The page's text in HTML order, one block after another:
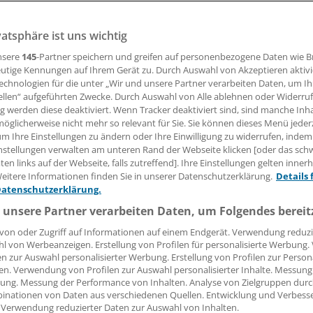
Fricke
21:22 Uhr
eine Krankheit. Die Kosten, die die mit dem Tabakkonsum
Krankheiten verursachen, sind hoch. 21 Milliarden Euro
jedes Jahr. Das sind sieben Milliarden Euro mehr, als
Jahr in die Staatskasse bringt.
übernimmt diese Kosten wie selbstverständlich. So wie
die sich schlecht ernähren und dann mit
aufkreuzen. Das ist die Logik eines auf
ist uns wichtig
145-Partner speichern und greifen auf personenbezogene Daten wie
Kennungen auf Ihrem Gerät zu. Durch Auswahl von Akzeptieren
für die unter „Wir und unsere Partner verarbeiten Daten, um
aufgeführten Zwecke. Durch Auswahl von Alle ablehnen oder
werden diese deaktiviert. Wenn Tracker deaktiviert sind, sind manche
nicht mehr so relevant für Sie. Sie können dieses Menü
Ihre Einstellungen zu ändern oder Ihre Einwilligung zu widerrufen, indem
verwalten am unteren Rand der Webseite klicken [oder das
links auf der Webseite, falls zutreffend]. Ihre Einstellungen gelten
Informationen finden Sie in unserer Datenschutzerklärung. Details
Partner verarbeiten Daten, um Folgendes
oder Zugriff auf Informationen auf einem Endgerät. Verwendung
von Werbeanzeigen. Erstellung von Profilen für personalisierte
zur Auswahl personalisierter Werbung. Erstellung von Profilen zur
Verwendung von Profilen zur Auswahl personalisierter Inhalte.
Messung der Performance von Inhalten. Analyse von Zielgruppen
von Daten aus verschiedenen Quellen. Entwicklung und
reduzierter Daten zur Auswahl von Inhalten.